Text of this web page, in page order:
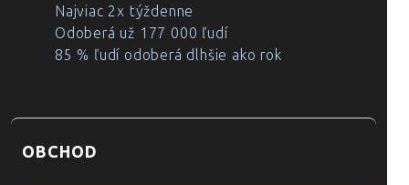
Najviac 2x týždenne
Odoberá už 177 000 ľudí
85 % ľudí odoberá dlhšie ako rok
OBCHOD